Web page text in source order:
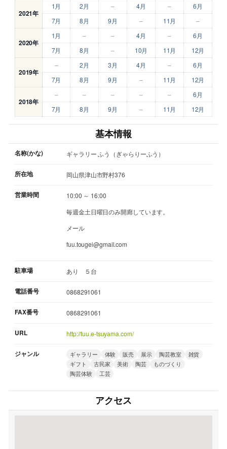
2021年
1月 2月 – 4月 –
6月
7月
8月 9月 – 11月 –
2020年
1月 – – 4月 –
6月
7月
8月 – 10月 11月 12月
2019年
– 2月 3月 4月 –
6月
7月
8月 9月 – 11月 12月
2018年
– – – – –
6月
7月
8月 9月 – 11月 12月
基本情報
名称(かな) ギャラリー ふう（ぎゃらりーふう）
所在地 岡山県津山市野村376
営業時間
10:00 ～ 16:00
毎週金土日曜日のみ開廊しています。
メール
fuu.tougei@gmail.com
駐車場 あり ５台
電話番号 0868291061
FAX番号 0868291061
URL http://fuu.e-tsuyama.com/
ジャンル ギャラリー 体験 販売 展示 陶芸教室
雑貨
ギフト
古民家 美術 陶芸
ものづくり
陶芸体験
工芸
アクセス